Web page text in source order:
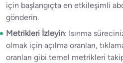
için başlangıçta en etkileşimli
gönderin.
Metrikleri İzleyin: Isınma
olmak için açılma oranları,
oranları gibi temel metrikleri